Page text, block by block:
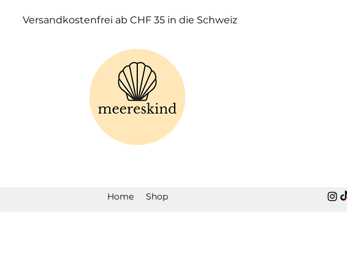
Versandkostenfrei ab CHF 35 in die Schweiz
Home Shop